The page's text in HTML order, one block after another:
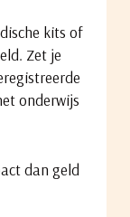
kits of
Zet je
onderwijs
dan geld